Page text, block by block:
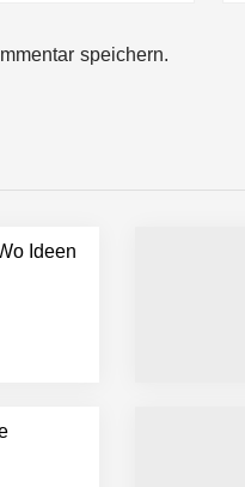
speichern.
Ideen
Angebotskalkulation für